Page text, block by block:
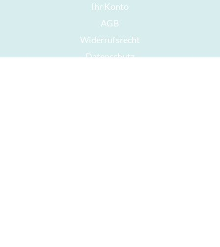
Ihr Konto
AGB
Widerrufsrecht
Datenschutz